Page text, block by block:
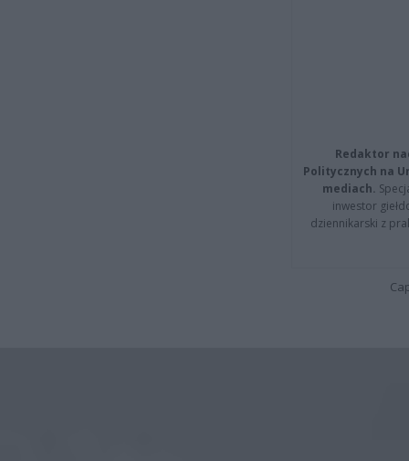
Redaktor
Politycznych na
mediach.
inwestor
dziennikarski z